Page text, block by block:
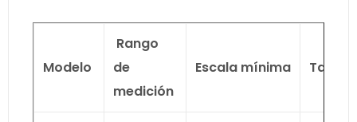
Modelo
Rango
de
medición
Escala mínima